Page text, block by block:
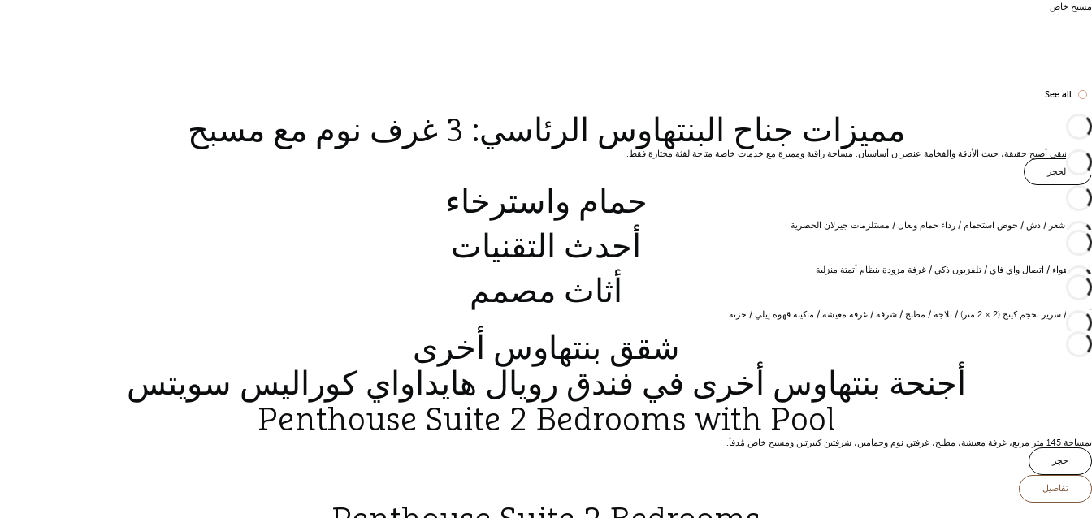
مسبح خاص
See all
مميزات جناح البنتهاوس الرئاسي: 3 غرف نوم مع مسبح
حلم حقيقي أصبح حقيقة، حيث الأناقة والفخامة عنصران أساسيان. مساحة راقية ومميزة مع خدمات خاصة متاحة لفئة مختارة فقط.
الحجز
حمام واسترخاء
مجفف شعر / دش / حوض استحمام / رداء حمام ونعال / مستلزمات جيرلان الحصرية
أحدث التقنيات
تكييف هواء / اتصال واي فاي / تلفزيون ذكي / غرفة مزودة بنظام أتمتة منزلية
أثاث مصمم
أراجيح / سرير بحجم كينج (2 × 2 متر) / ثلاجة / مطبخ / شرفة / غرفة معيشة / ماكينة قهوة إيلي / خزنة
شقق بنتهاوس أخرى
أجنحة بنتهاوس أخرى في فندق رويال هايداواي كوراليس سويتس
Penthouse Suite 2 Bedrooms with Pool
بمساحة 145 متر مربع، غرفة معيشة، مطبخ، غرفتي نوم وحمامين، شرفتين كبيرتين ومسبح خاص مُدفأ.
حجز
تفاصيل